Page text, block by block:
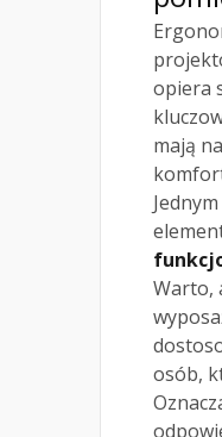
opiera
mają
Warto,
osób,